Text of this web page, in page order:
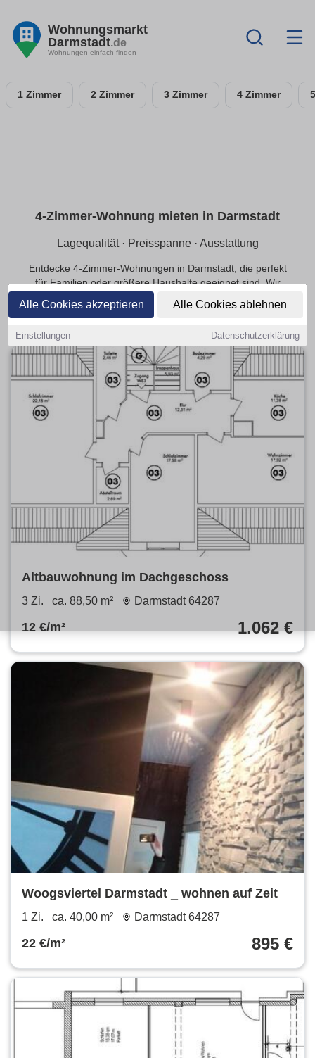
Alle Cookies akzeptieren Alle Cookies ablehnen
Einstellungen Datenschutzerklärung
Wohnungsmarkt
Darmstadt.de
Wohnungen einfach finden
1 Zimmer 2 Zimmer 3 Zimmer 4 Zimmer
4-Zimmer-Wohnung mieten in Darmstadt
Lagequalität · Preisspanne · Ausstattung
Entdecke 4-Zimmer-Wohnungen in Darmstadt, die perfekt
für Familien oder größere Haushalte geeignet sind. Wir
bieten dir Optionen in ruhigen Lagen und das passende
Preis-Leistungs-Verhältnis.
Altbauwohnung im Dachgeschoss
3 Zi. ca. 88,50 m² Darmstadt 64287
12 €/m² 1.062 €
Woogsviertel Darmstadt _ wohnen auf Zeit
1 Zi. ca. 40,00 m² Darmstadt 64287
22 €/m² 895 €